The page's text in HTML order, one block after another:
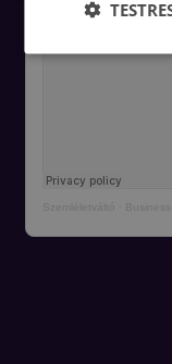
Szemléletváltó